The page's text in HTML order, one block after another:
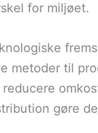
for miljøet.
metoder til
reducere
gøre